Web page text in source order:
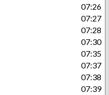
07:26
07:27
07:28
07:30
07:35
07:37
07:38
07:39